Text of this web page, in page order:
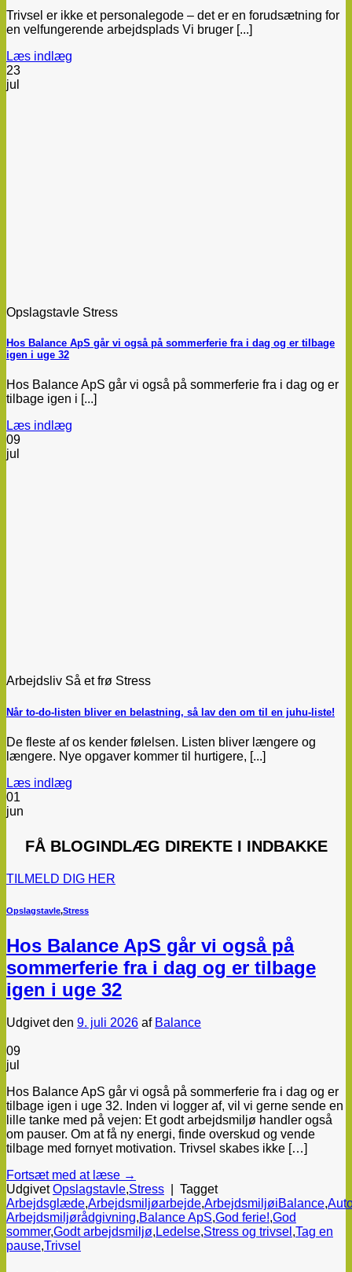
Trivsel er ikke et personalegode – det er en forudsætning for
en velfungerende arbejdsplads Vi bruger [...]
Læs indlæg
23
jul
Opslagstavle Stress
Hos Balance ApS går vi også på sommerferie fra i dag og er tilbage
igen i uge 32
Hos Balance ApS går vi også på sommerferie fra i dag og er
tilbage igen i [...]
Læs indlæg
09
jul
Arbejdsliv Så et frø Stress
Når to-do-listen bliver en belastning, så lav den om til en juhu-liste!
De fleste af os kender følelsen. Listen bliver længere og
længere. Nye opgaver kommer til hurtigere, [...]
Læs indlæg
01
jun
FÅ BLOGINDLÆG DIREKTE I INDBAKKE
TILMELD DIG HER
Opslagstavle,Stress
Hos Balance ApS går vi også på
sommerferie fra i dag og er tilbage
igen i uge 32
Udgivet den 9. juli 2026 af Balance
09
jul
Hos Balance ApS går vi også på sommerferie fra i dag og er
tilbage igen i uge 32. Inden vi logger af, vil vi gerne sende en
lille tanke med på vejen: Et godt arbejdsmiljø handler også
om pauser. Om at få ny energi, finde overskud og vende
tilbage med fornyet motivation. Trivsel skabes ikke […]
Fortsæt med at læse →
UdgivetOpslagstavle,Stress
Tagget
Arbejdsglæde,Arbejdsmiljøarbejde,ArbejdsmiljøiBalance,
Arbejdsmiljørådgivning,Balance ApS,God ferie!,God
sommer,Godt arbejdsmiljø,Ledelse,Stress og trivsel ,Tag en
pause,Trivsel